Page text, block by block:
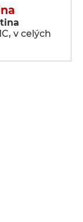
v celých